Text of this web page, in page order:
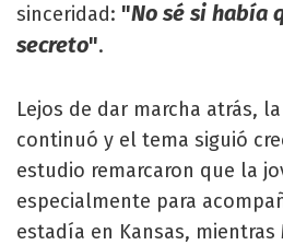
sinceridad: "No sé si había
secreto".
Lejos de dar marcha atrás,
continuó y el tema siguió
estudio remarcaron que la
especialmente para
estadía en Kansas,